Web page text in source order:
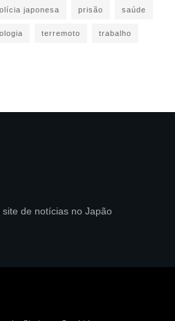
japonesa prisão saúde
terremoto trabalho
de notícias no Japão